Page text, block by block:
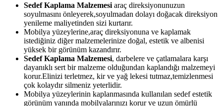
Sedef Kaplama Malzemesi araç direksiyonunuzun
soyulmasını önleyerek,soyulmadan dolayı doğacak direksiyon
yenileme maliyetinden sizi kurtarır.
Mobilya yüzeylerine,araç direksiyonuna ve kaplamak
istediğiniz diğer malzemelerinize doğal, estetik ve albenisi
yüksek bir görünüm kazandırır.
Sedef Kaplama Malzemesi, darbelere ve çatlamalara karşı
dayanıklı sert bir malzeme olduğundan kaplandığı malzemeyi
korur.Elinizi terletmez, kir ve yağ lekesi tutmaz,temizlenmesi
çok kolaydır silmeniz yeterlidir.
Mobilya yüzeylerinin kaplanmasında kullanılan sedef estetik
görünüm yanında mobilyalarınızı korur ve uzun ömürlü